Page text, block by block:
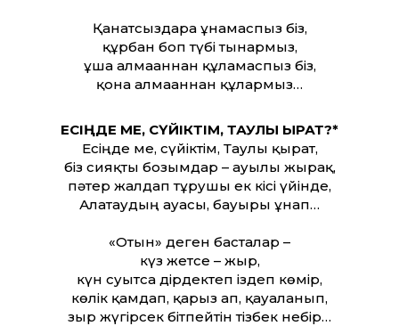
Қанатсыздарға ұнамаспыз біз,
құрбан боп түбі тынармыз,
ұша алмағаннан құламаспыз біз,
қона алмағаннан құлармыз…
ЕСІҢДЕ МЕ, СҮЙІКТІМ, ТАУЛЫ ҚЫРАТ?*
Есіңде ме, сүйіктім, Таулы қырат,
біз сияқты бозымдар – ауылы жырақ,
пәтер жалдап тұрушы ек кісі үйінде,
Алатаудың ауасы, бауыры ұнап…
«Отын» деген басталар –
күз жетсе – жыр,
күн суытса дірдектеп іздеп көмір,
көлік қамдап, қарыз ап, қауғаланып,
зыр жүгірсек бітпейтін тізбек небір…